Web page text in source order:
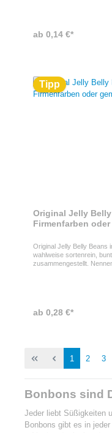
ab 0,14 €*
Tipp
Original Jelly
Firmenfarben
Original Jelly Belly Beans
wahlweise sortenrein,
zusammengestellt.
ab 0,28 €*
1 2 3
Bonbons sind
Jeder liebt Süßigkeiten
Bonbons gibt es in